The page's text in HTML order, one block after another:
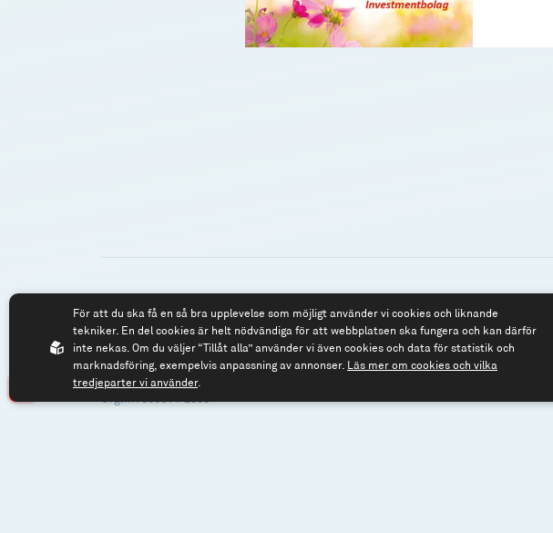
Spiltan Fonder AB
Riddargatan 17
114 57 Stockholm
Tel: 08 - 545 813 40
fonder@spiltanfonder.se
För att du ska få en så bra upplevelse som möjligt använder vi cookies och liknande
tekniker. En del cookies är helt nödvändiga för att webbplatsen ska fungera och kan därför
inte nekas. Om du väljer “Tillåt alla” använder vi även cookies och data för statistik och
marknadsföring, exempelvis anpassning av annonser. Läs mer om cookies och vilka
tredjeparter vi använder.